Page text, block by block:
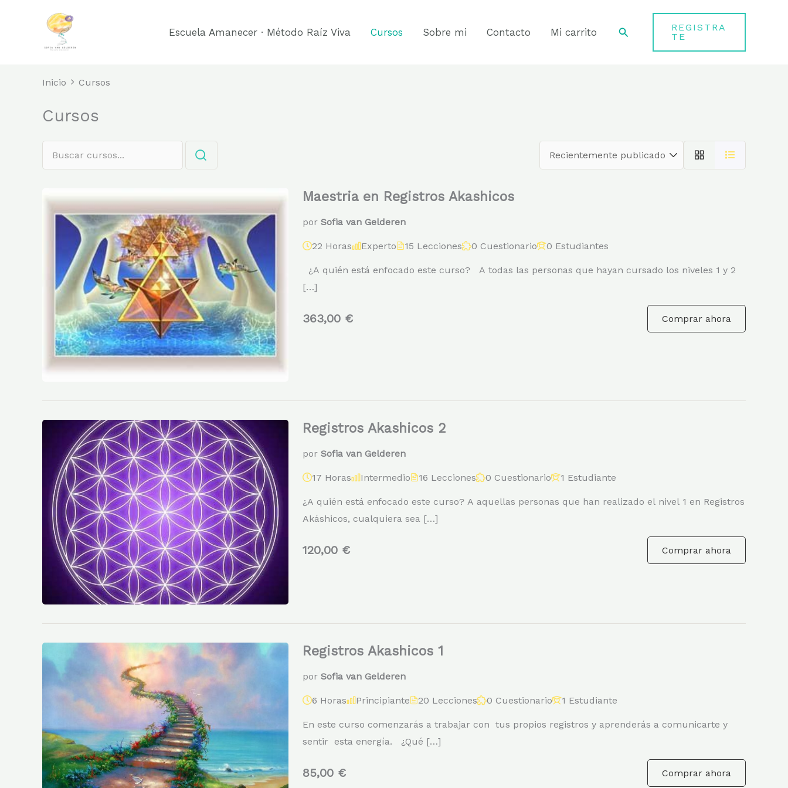
Escuela Amanecer · Método Raíz Viva Cursos Sobre mi Contacto Mi carrito Buscar
REGISTRA
TE
Inicio Cursos
Cursos
Maestria en Registros Akashicos
por Sofia van Gelderen
22 Horas Experto 15 Lecciones 0 Cuestionario 0 Estudiantes
¿A quién está enfocado este curso? A todas las personas que hayan cursado los niveles 1 y 2
[…]
363,00 € Comprar ahora
Registros Akashicos 2
por Sofia van Gelderen
17 Horas Intermedio 16 Lecciones 0 Cuestionario 1 Estudiante
¿A quién está enfocado este curso? A aquellas personas que han realizado el nivel 1 en Registros
Akáshicos, cualquiera sea […]
120,00 € Comprar ahora
Registros Akashicos 1
por Sofia van Gelderen
6 Horas Principiante 20 Lecciones 0 Cuestionario 1 Estudiante
En este curso comenzarás a trabajar con tus propios registros y aprenderás a comunicarte y
sentir esta energía. ¿Qué […]
85,00 € Comprar ahora